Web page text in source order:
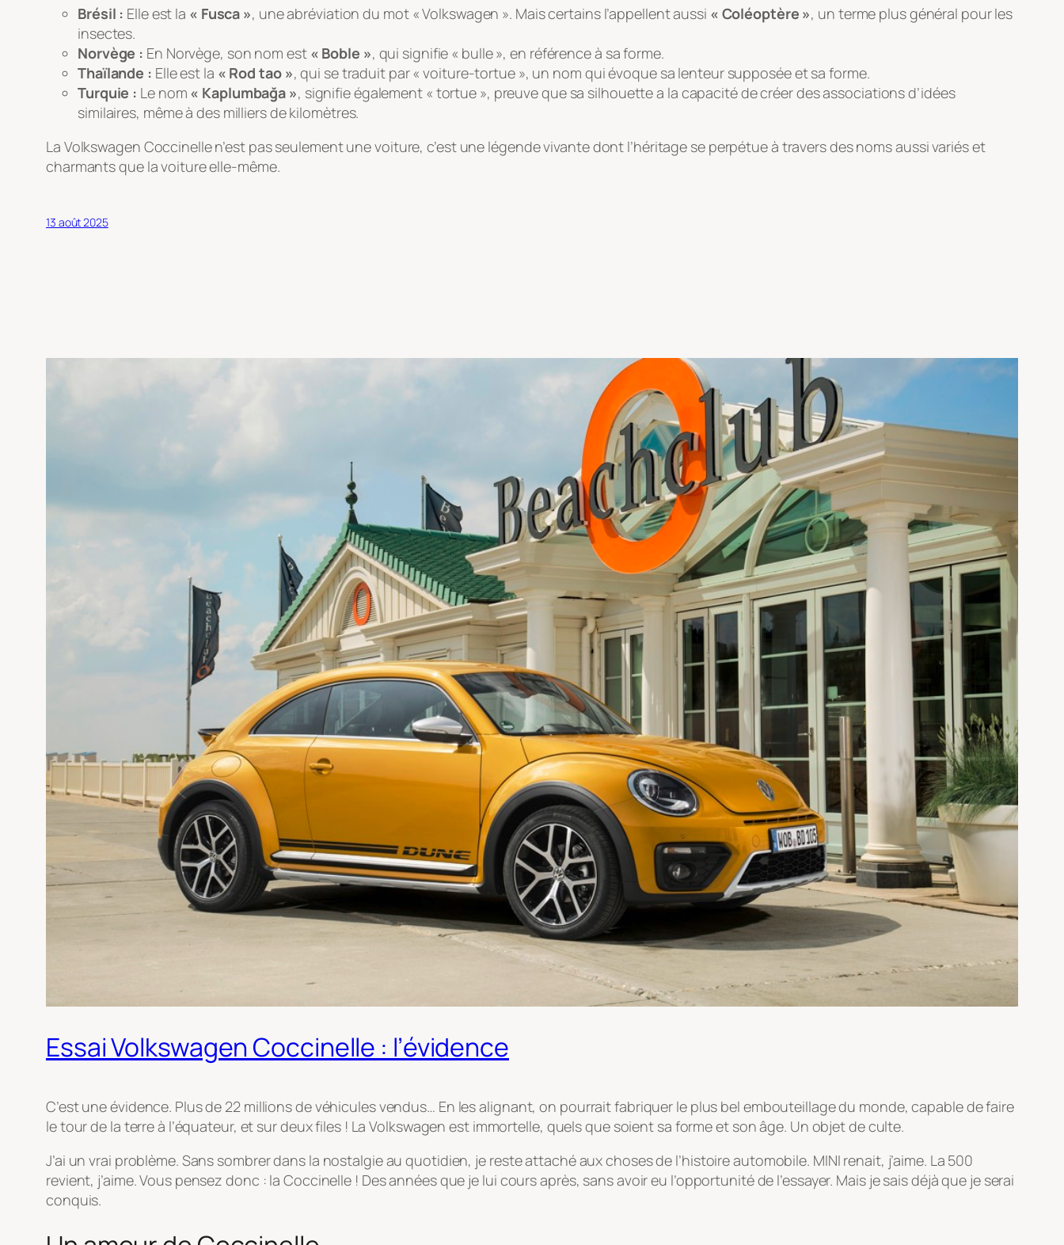
Brésil : Elle est la « Fusca », une abréviation du mot « Volkswagen ». Mais certains l’appellent aussi « Coléoptère », un terme plus général pour les
insectes.
Norvège : En Norvège, son nom est « Boble », qui signifie « bulle », en référence à sa forme.
Thaïlande : Elle est la « Rod tao », qui se traduit par « voiture-tortue », un nom qui évoque sa lenteur supposée et sa forme.
Turquie : Le nom « Kaplumbağa », signifie également « tortue », preuve que sa silhouette a la capacité de créer des associations d’idées
similaires, même à des milliers de kilomètres.
La Volkswagen Coccinelle n’est pas seulement une voiture, c’est une légende vivante dont l’héritage se perpétue à travers des noms aussi variés et
charmants que la voiture elle-même.
13 août 2025
Essai Volkswagen Coccinelle : l’évidence
C’est une évidence. Plus de 22 millions de véhicules vendus… En les alignant, on pourrait fabriquer le plus bel embouteillage du monde, capable de faire
le tour de la terre à l’équateur, et sur deux files ! La Volkswagen est immortelle, quels que soient sa forme et son âge. Un objet de culte.
J’ai un vrai problème. Sans sombrer dans la nostalgie au quotidien, je reste attaché aux choses de l’histoire automobile. MINI renait, j’aime. La 500
revient, j’aime. Vous pensez donc : la Coccinelle ! Des années que je lui cours après, sans avoir eu l’opportunité de l’essayer. Mais je sais déjà que je serai
conquis.